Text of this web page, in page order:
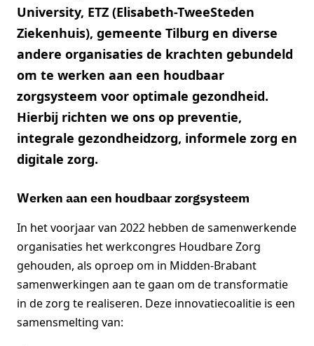
University, ETZ (Elisabeth-TweeSteden
Ziekenhuis), gemeente Tilburg en diverse
andere organisaties de krachten gebundeld
om te werken aan een houdbaar
zorgsysteem voor optimale gezondheid.
Hierbij richten we ons op preventie,
integrale gezondheidzorg, informele zorg en
digitale zorg.
Werken aan een houdbaar zorgsysteem
In het voorjaar van 2022 hebben de samenwerkende
organisaties het werkcongres Houdbare Zorg
gehouden, als oproep om in Midden-Brabant
samenwerkingen aan te gaan om de transformatie
in de zorg te realiseren. Deze innovatiecoalitie is een
samensmelting van: